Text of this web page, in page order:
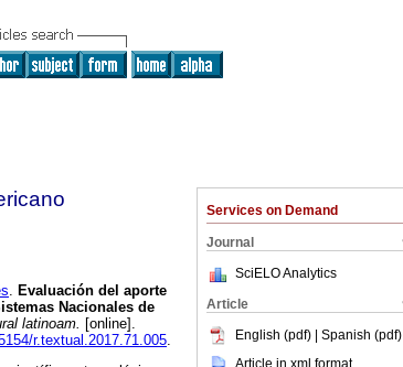
Services on Demand
Journal
SciELO Analytics
Article
English (pdf) | Spanish (pdf)
Article in xml format
. Evaluación del aporte
Nacionales de
latinoam. [online].
r.textual.2017.71.005.